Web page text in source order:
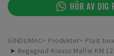
HÖR AV DIG
GINDUMAC Produkter
Plast
➤ Begagnad Krauss Maffei KM